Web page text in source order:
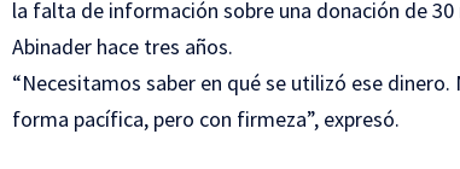
la falta de información sobre una donación de
Abinader hace tres años.
“Necesitamos saber en qué se utilizó ese
forma pacífica, pero con firmeza”, expresó.